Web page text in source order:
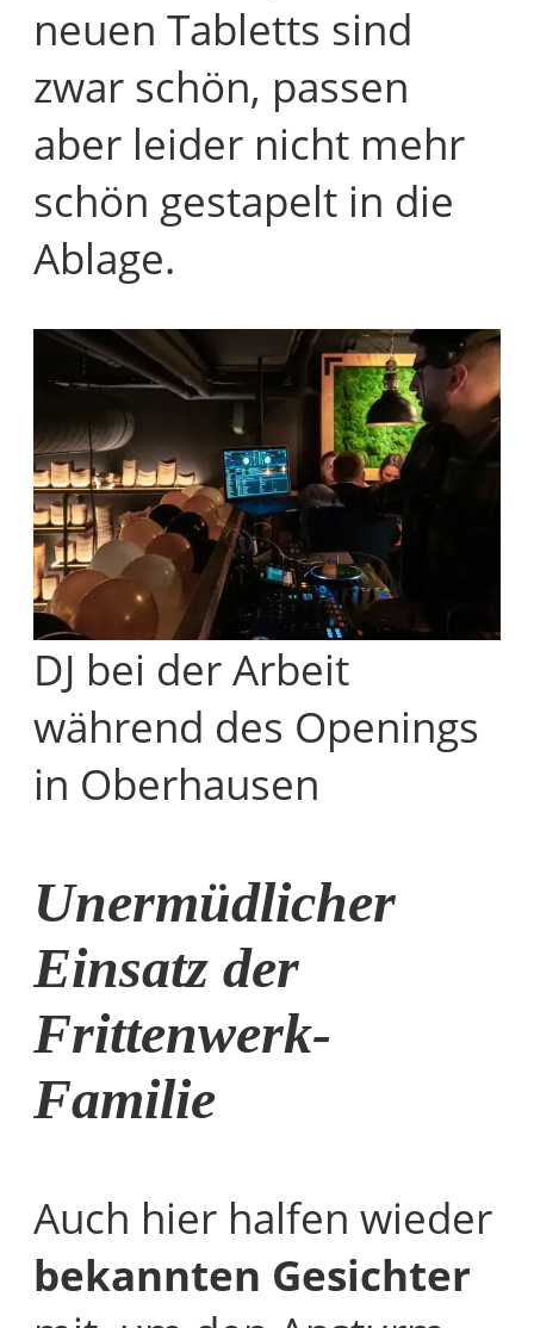
neuen Tabletts sind
zwar schön, passen
aber leider nicht mehr
schön gestapelt in die
Ablage.
DJ bei der Arbeit
während des Openings
in Oberhausen
Unermüdlicher
Einsatz der
Frittenwerk-
Familie
Auch hier halfen wieder
bekannten Gesichter